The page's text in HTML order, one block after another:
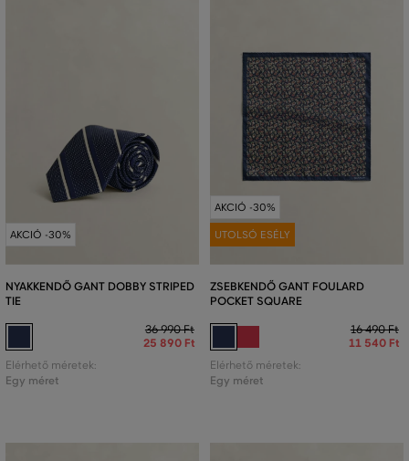
AKCIÓ -30%
NYAKKENDŐ GANT DOBBY STRIPED
TIE
36 990 Ft
25 890 Ft
Elérhető méretek:
Egy méret
AKCIÓ -30%
UTOLSÓ ESÉLY
ZSEBKENDŐ GANT FOULARD
POCKET SQUARE
16 490 Ft
11 540 Ft
Elérhető méretek:
Egy méret